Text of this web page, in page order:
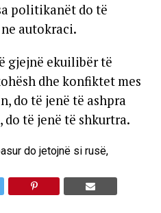
politikanët do të
autokraci.
gjejnë ekuilibër të
dhe konfiktet mes
do të jenë të ashpra
do të jenë të shkurtra.